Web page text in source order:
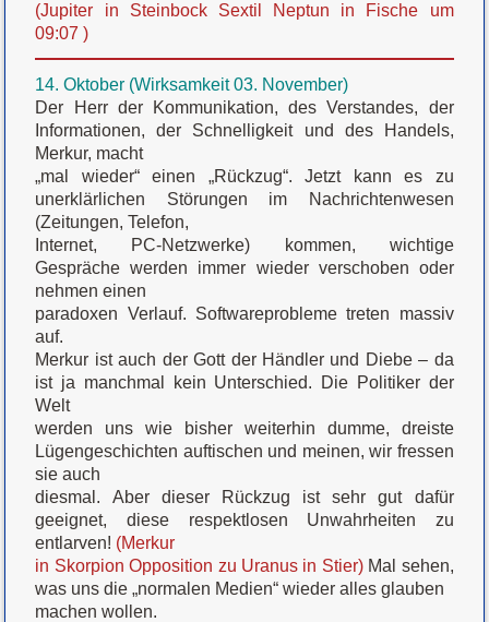
(Jupiter in Steinbock Sextil Neptun in Fische um
09:07 )
14. Oktober (Wirksamkeit 03. November)
Der Herr der Kommunikation, des Verstandes, der
Informationen, der Schnelligkeit und des Handels,
Merkur, macht
„mal wieder“ einen „Rückzug“. Jetzt kann es zu
unerklärlichen Störungen im Nachrichtenwesen
(Zeitungen, Telefon,
Internet, PC-Netzwerke) kommen, wichtige
Gespräche werden immer wieder verschoben oder
nehmen einen
paradoxen Verlauf. Softwareprobleme treten massiv
auf.
Merkur ist auch der Gott der Händler und Diebe – da
ist ja manchmal kein Unterschied. Die Politiker der
Welt
werden uns wie bisher weiterhin dumme, dreiste
Lügengeschichten auftischen und meinen, wir fressen
sie auch
diesmal. Aber dieser Rückzug ist sehr gut dafür
geeignet, diese respektlosen Unwahrheiten zu
entlarven! (Merkur
in Skorpion Opposition zu Uranus in Stier)Mal sehen,
was uns die „normalen Medien“ wieder alles glauben
machen wollen.